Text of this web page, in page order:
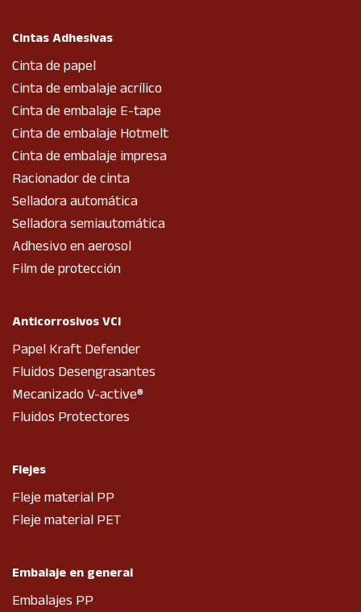
Cintas Adhesivas
Cinta de papel
Cinta de embalaje acrílico
Cinta de embalaje E-tape
Cinta de embalaje Hotmelt
Cinta de embalaje impresa
Racionador de cinta
Selladora automática
Selladora semiautomática
Adhesivo en aerosol
Film de protección
Anticorrosivos VCI
Papel Kraft Defender
Fluidos Desengrasantes
Mecanizado V-active®
Fluidos Protectores
Flejes
Fleje material PP
Fleje material PET
Embalaje en general
Embalajes PP